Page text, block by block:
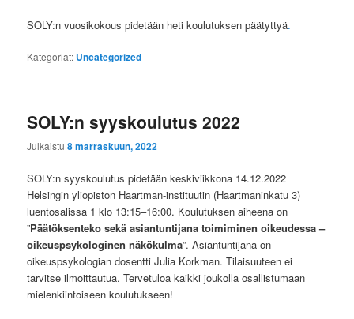
SOLY:n vuosikokous pidetään heti koulutuksen päätyttyä.
Kategoriat: Uncategorized
SOLY:n syyskoulutus 2022
Julkaistu8 marraskuun, 2022
SOLY:n syyskoulutus pidetään keskiviikkona 14.12.2022
Helsingin yliopiston Haartman-instituutin (Haartmaninkatu 3)
luentosalissa 1 klo 13:15–16:00. Koulutuksen aiheena on
”Päätöksenteko sekä asiantuntijana toimiminen oikeudessa –
oikeuspsykologinen näkökulma”. Asiantuntijana on
oikeuspsykologian dosentti Julia Korkman. Tilaisuuteen ei
tarvitse ilmoittautua. Tervetuloa kaikki joukolla osallistumaan
mielenkiintoiseen koulutukseen!